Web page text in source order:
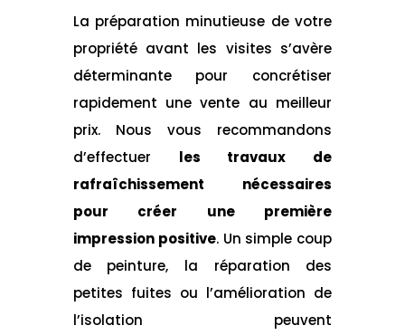
La préparation minutieuse de votre
propriété avant les visites s’avère
déterminante pour concrétiser
rapidement une vente au meilleur
prix. Nous vous recommandons
d’effectuer les travaux de
rafraîchissement nécessaires
pour créer une première
impression positive. Un simple coup
de peinture, la réparation des
petites fuites ou l’amélioration de
l’isolation peuvent